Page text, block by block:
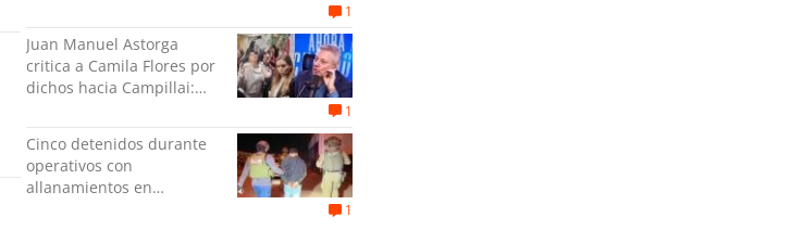
libertad
1
Juan Manuel Astorga
critica a Camila Flores por
dichos hacia Campillai:
ser un elogio"
1
Cinco detenidos durante
operativos con
allanamientos en
1